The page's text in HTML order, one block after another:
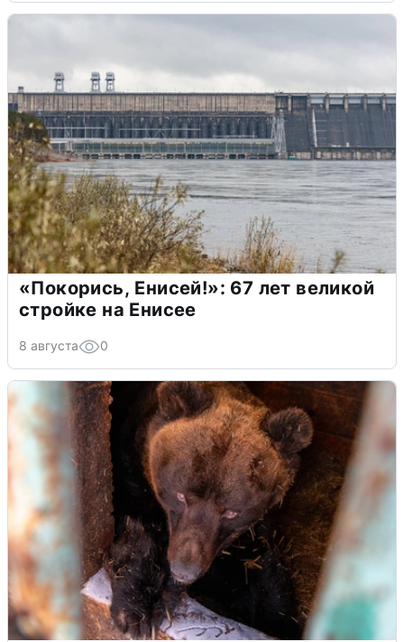
«Покорись, Енисей!»: 67 лет великой
стройке на Енисее
8 августа 0